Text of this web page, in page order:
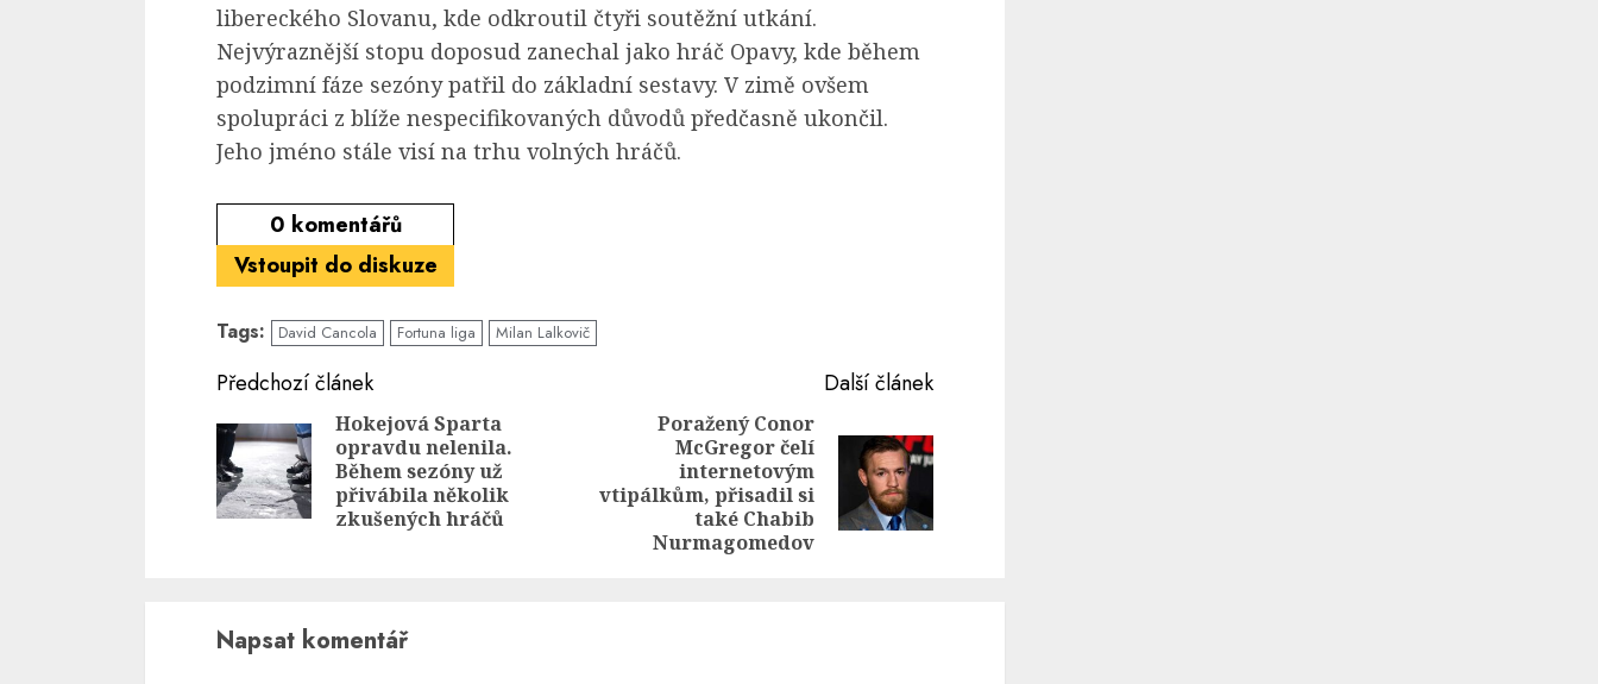
libereckého Slovanu, kde odkroutil čtyři soutěžní utkání.
Nejvýraznější stopu doposud zanechal jako hráč Opavy, kde během
podzimní fáze sezóny patřil do základní sestavy. V zimě ovšem
spolupráci z blíže nespecifikovaných důvodů předčasně ukončil.
Jeho jméno stále visí na trhu volných hráčů.
0 komentářů
Vstoupit do diskuze
Tags: David Cancola Fortuna liga Milan Lalkovič
Continue
Reading
Předchozí článek
post:
Hokejová Sparta
opravdu nelenila.
Během sezóny už
přivábila několik
zkušených hráčů
Další článek
post:
Poražený Conor
McGregor čelí
internetovým
vtipálkům, přisadil si
také Chabib
Nurmagomedov
Napsat komentář